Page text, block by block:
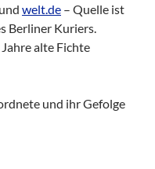
und welt.de – Quelle ist
Berliner Kuriers.
alte Fichte
und ihr Gefolge